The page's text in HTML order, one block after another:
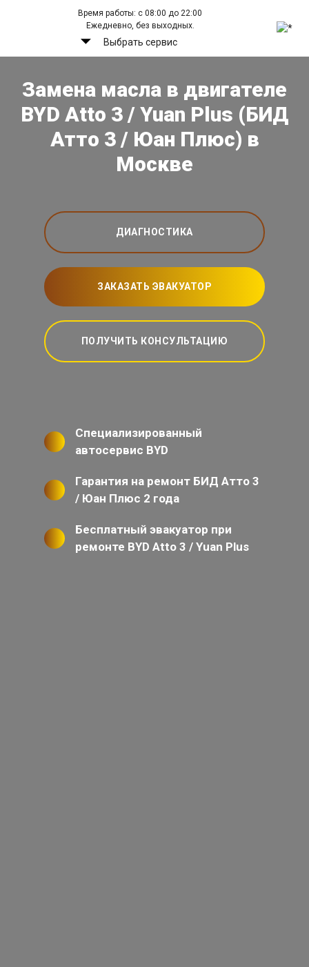
Время работы: с 08:00 до 22:00
Ежедневно, без выходных.
Выбрать сервис
Замена масла в двигателе
BYD Atto 3 / Yuan Plus (БИД
Атто 3 / Юан Плюс) в
Москве
ДИАГНОСТИКА
ЗАКАЗАТЬ ЭВАКУАТОР
ПОЛУЧИТЬ КОНСУЛЬТАЦИЮ
Специализированный
автосервис BYD
Гарантия на ремонт БИД Атто 3
/ Юан Плюс 2 года
Бесплатный эвакуатор при
ремонте BYD Atto 3 / Yuan Plus